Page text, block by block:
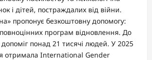
і дітей, постраждалих від війни.
пропонує безкоштовну допомогу:
повноцінних програм відновлення. До
понад 21 тисячі людей. У 2025
отримала International Gender